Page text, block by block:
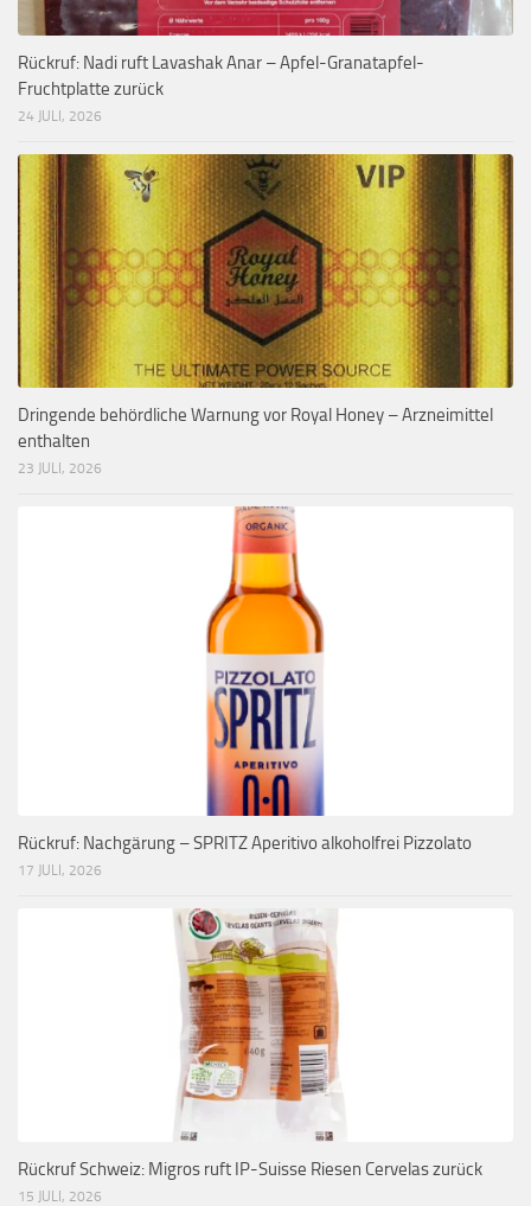
Rückruf: Nadi ruft Lavashak Anar – Apfel-Granatapfel-
Fruchtplatte zurück
24 JULI, 2026
Dringende behördliche Warnung vor Royal Honey – Arzneimittel
enthalten
23 JULI, 2026
Rückruf: Nachgärung – SPRITZ Aperitivo alkoholfrei Pizzolato
17 JULI, 2026
Rückruf Schweiz: Migros ruft IP-Suisse Riesen Cervelas zurück
15 JULI, 2026